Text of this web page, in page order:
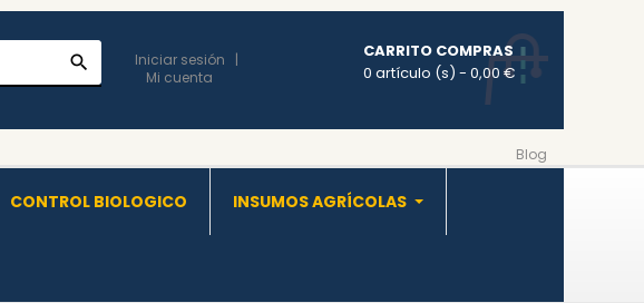
search
Iniciar sesión
Mi cuenta
CARRITO COMPRAS
0 artículo (s) - 0,00 €
Blog
CONTROL BIOLOGICO INSUMOS AGRÍCOLAS